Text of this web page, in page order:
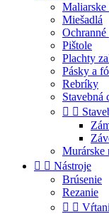
Maliarske
Miešadlá
Pištole
Plachty
Pásky a
Rebríky
Stavebná
 
Murárske
  Nástroje
Brúsenie
Rezanie
 